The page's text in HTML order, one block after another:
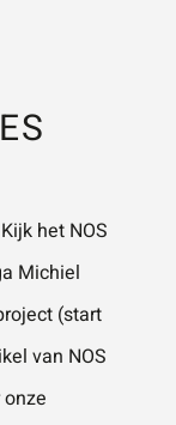
Vraag of opmerking
het NOS
Michiel
(start
van NOS